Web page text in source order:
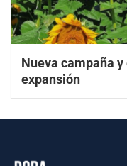
Nueva campaña
expansión